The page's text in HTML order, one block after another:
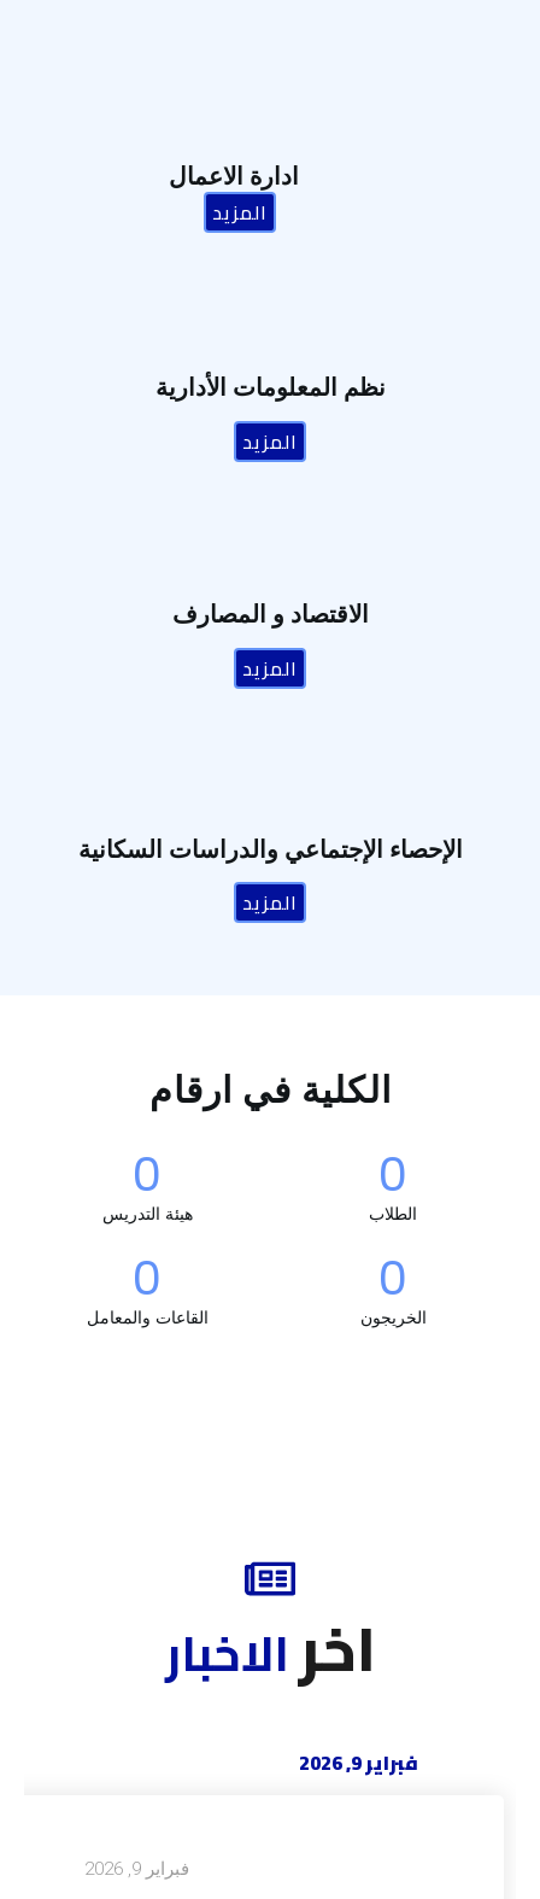
ادارة الاعمال
المزيد
نظم المعلومات الأدارية
المزيد
الاقتصاد و المصارف
المزيد
الإحصاء الإجتماعي والدراسات السكانية
المزيد
الكلية في ارقام
الطلاب
0 هيئة التدريس
0
الخريجون
0 القاعات والمعامل
0
اخرالاخبار
فبراير 9, 2026
التعليم الإلكتروني
فبراير 9, 2026